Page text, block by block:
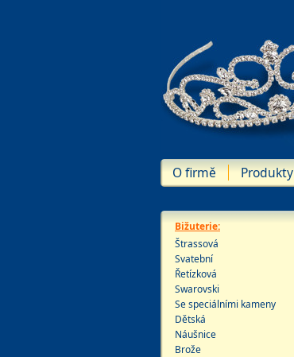
O firmě Produkty
Bižuterie:
Štrassová
Svatební
Řetízková
Swarovski
Se speciálními kameny
Dětská
Náušnice
Brože